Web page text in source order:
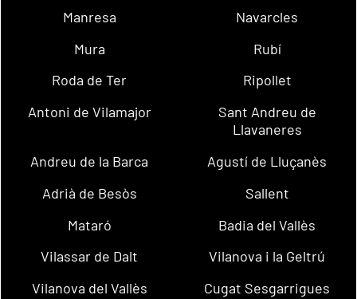
Manresa
Navarcles
Mura
Rubí
Roda de Ter
Ripollet
Antoni de Vilamajor
Sant Andreu de
Llavaneres
Andreu de la Barca
Agustí de Lluçanès
Adrià de Besòs
Sallent
Mataró
Badia del Vallès
Vilassar de Dalt
Vilanova i la Geltrú
Vilanova del Vallès
Cugat Sesgarrigues